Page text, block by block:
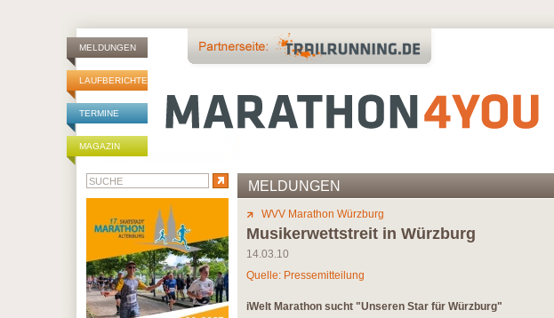
MELDUNGEN
LAUFBERICHTE
TERMINE
MAGAZIN
MELDUNGEN
WVV Marathon Würzburg
Musikerwettstreit in Würzburg
14.03.10
Quelle: Pressemitteilung
iWelt Marathon sucht "Unseren Star für Würzburg"